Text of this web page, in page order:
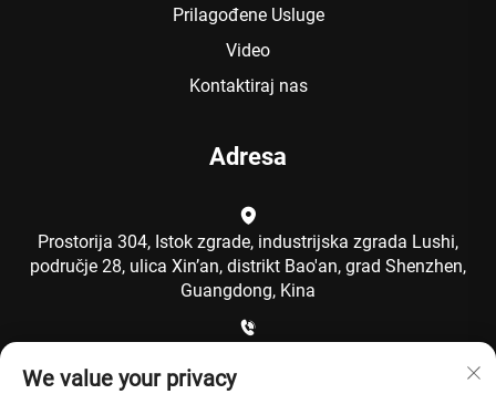
Prilagođene Usluge
Video
Kontaktiraj nas
Adresa
Prostorija 304, Istok zgrade, industrijska zgrada Lushi,
područje 28, ulica Xin’an, distrikt Bao'an, grad Shenzhen,
Guangdong, Kina
We value your privacy